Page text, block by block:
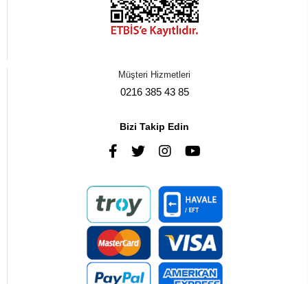
Müşteri Hizmetleri
0216 385 43 85
Bizi Takip Edin